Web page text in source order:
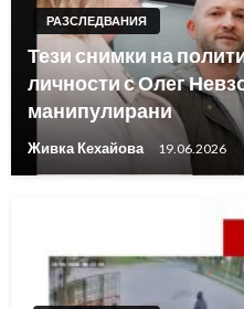
РАЗСЛЕДВАНИЯ
Тези снимки на
личности с Олег
манипулирани
Живка Кехайова 19.06.2026